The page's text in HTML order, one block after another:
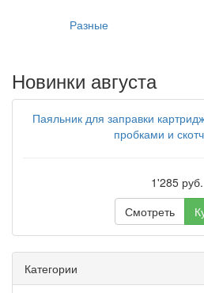
Разные
Новинки августа
Паяльник для заправки
пробками и
1'285 руб.
Смотреть
Категории